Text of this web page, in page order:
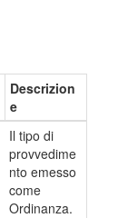
Descrizion
e
Il tipo di
provvedime
nto emesso
come
Ordinanza.